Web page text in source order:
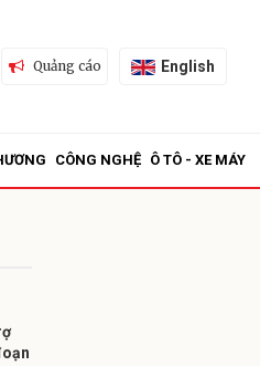
Quảng cáo English
CÔNG NGHỆ Ô TÔ - XE MÁY